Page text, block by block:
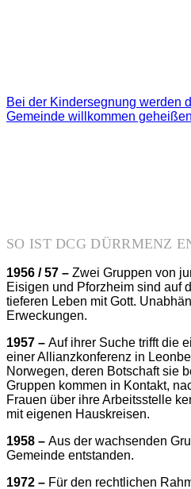
Bei der Kindersegnung werden
Gemeinde willkommen
SO IST DCG DÜRRMENZ
1956 / 57 – Zwei Gruppen von
Eisigen und Pforzheim sind auf
tieferen Leben mit Gott.
Erweckungen.
1957 – Auf ihrer Suche trifft die
einer Allianzkonferenz in
Norwegen, deren Botschaft sie
Gruppen kommen in Kontakt,
Frauen über ihre Arbeitsstelle
mit eigenen Hauskreisen.
1958 – Aus der wachsenden
Gemeinde entstanden.
1972 – Für den rechtlichen